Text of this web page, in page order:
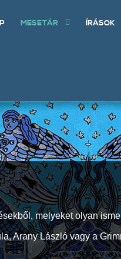
MESETÁR ÍRÁSOK
melyeket olyan
Arany László vagy a